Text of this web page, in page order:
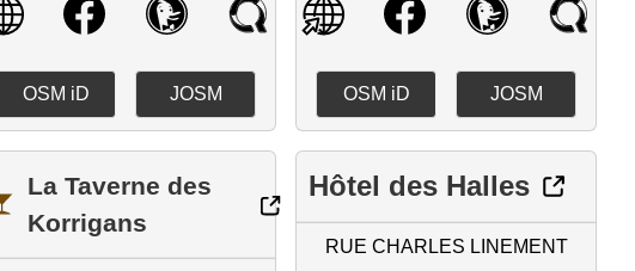
OSM iD JOSM OSM iD JOSM
La Taverne des
Korrigans
Hôtel des Halles
RUE CHARLES LINEMENT